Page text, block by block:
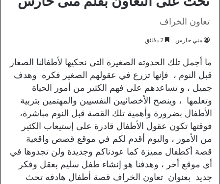
تعاون الخراف
مني حارس
ما أجمل تلك الحدوته الصغيرة التي نحكيها لأطفالنا الصغار
قبل النوم ، فإنها تزرع في عقولهم الصغير فكره وهدف
جميل ، و تساعدهم على فهم الكثير من أمور الحياة
وتعلمها ، وينصح الأخصائيين النفسيين والمهتمين بتربية
الأطفال بضرورة وأهمية تلك القصة قبل النوم مباشرة،
فوقتها تكون عقول الأطفال قادرة على إستيعاب الكثير
من الأمور ، واليوم أقدم لكم في موقع قصص واقعية
قصة أكطفال مميزة كما عودناكم وجديدة ولن تجدوها في
أي موقع أخر ، وهدفنا هو إنشاء طفل سليم بعقل وفكر
جديد بعنوان تعاون الخراف قصة أطفال هادفه تحث